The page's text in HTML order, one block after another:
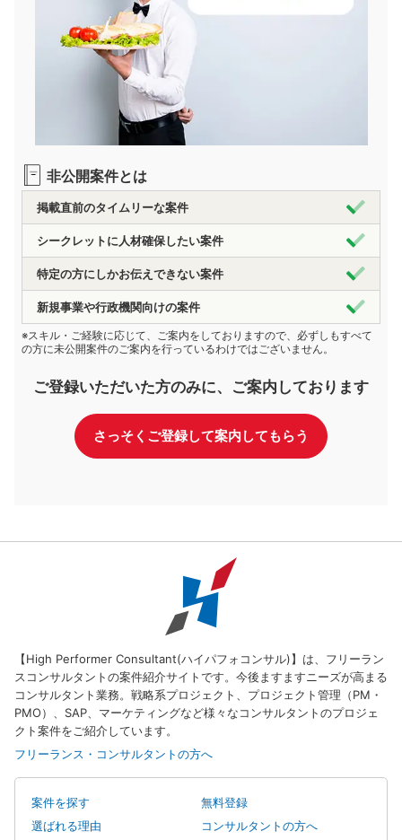
非公開案件とは
掲載直前のタイムリーな案件
シークレットに人材確保したい案件
特定の方にしかお伝えできない案件
新規事業や行政機関向けの案件
※スキル・ご経験に応じて、ご案内をしておりますので、必ずしもすべて
の方に未公開案件のご案内を行っているわけではございません。
ご登録いただいた方のみに、ご案内しております
さっそくご登録して案内してもらう
【High Performer Consultant(ハイパフォコンサル)】は、フリーラン
スコンサルタントの案件紹介サイトです。今後ますますニーズが高まる
コンサルタント業務。戦略系プロジェクト、プロジェクト管理（PM・
PMO）、SAP、マーケティングなど様々なコンサルタントのプロジェ
クト案件をご紹介しています。
フリーランス・コンサルタントの方へ
案件を探す
無料登録
選ばれる理由
コンサルタントの方へ